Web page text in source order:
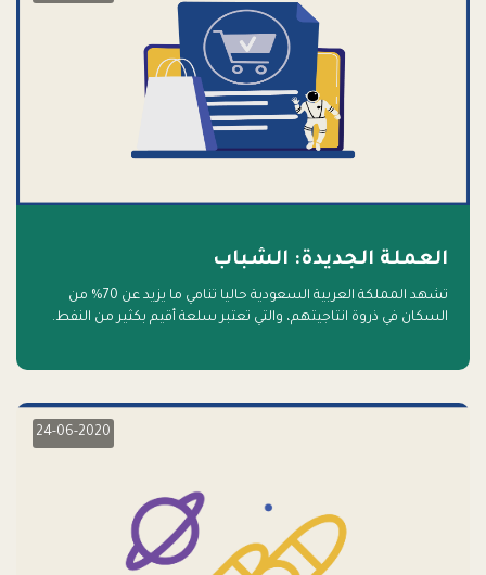
العملة الجديدة: الشباب
تشهد المملكة العربية السعودية حاليا تنامي ما يزيد عن 70% من
السكان في ذروة انتاجيتهم، والتي تعتبر سلعة أقيم بكثير من النفط.
24-06-2020